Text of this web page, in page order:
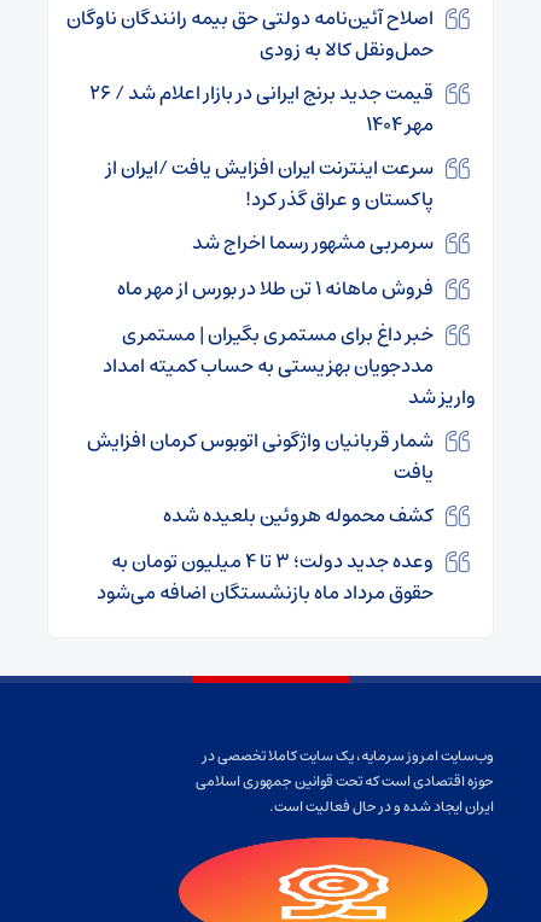
اصلاح آئین‌نامه‌ دولتی حق بیمه رانندگان ناوگان
حمل‌ونقل کالا به زودی
قیمت جدید برنج ایرانی در بازار اعلام شد / ۲۶
مهر ۱۴۰۴
سرعت اینترنت ایران افزایش یافت /ایران از
پاکستان و عراق گذر کرد!
سرمربی مشهور رسما اخراج شد
فروش ماهانه ۱ تن طلا در بورس از مهر ماه
خبر داغ برای مستمری بگیران | مستمری
مددجویان بهزیستی به حساب کمیته امداد
واریز شد
شمار قربانیان واژگونی اتوبوس کرمان افزایش
یافت
کشف محموله هروئین بلعیده شده
وعده جدید دولت؛ ۳ تا ۴ میلیون تومان به
حقوق مرداد ماه بازنشستگان اضافه می‌شود
وب‌سایت امروز سرمایه، یک سایت کاملا تخصصی در
حوزه اقتصادی است که تحت قوانین جمهوری اسلامی
ایران ایجاد شده و در حال فعالیت است.